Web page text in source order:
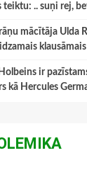
teiktu: .. suņi rej,
mācītāja Ulda
ir
kā Hercules